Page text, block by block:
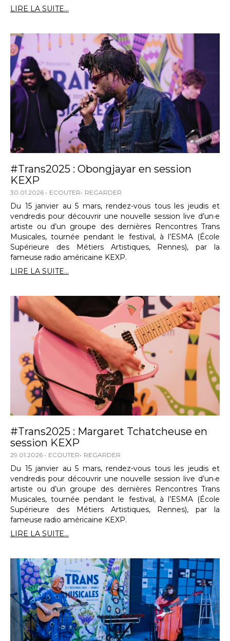
LIRE LA SUITE...
#Trans2025 : Obongjayar en session
KEXP
30.01.2026 ECOUTER REGARDER
Du 15 janvier au 5 mars, rendez-vous tous les jeudis et
vendredis pour découvrir une nouvelle session live d’un·e
artiste ou d’un groupe des dernières Rencontres Trans
Musicales, tournée pendant le festival, à l’ESMA (École
Supérieure des Métiers Artistiques, Rennes), par la
fameuse radio américaine KEXP.
LIRE LA SUITE...
#Trans2025 : Margaret Tchatcheuse en
session KEXP
29.01.2026 ECOUTER REGARDER
Du 15 janvier au 5 mars, rendez-vous tous les jeudis et
vendredis pour découvrir une nouvelle session live d’un·e
artiste ou d’un groupe des dernières Rencontres Trans
Musicales, tournée pendant le festival, à l’ESMA (École
Supérieure des Métiers Artistiques, Rennes), par la
fameuse radio américaine KEXP.
LIRE LA SUITE...